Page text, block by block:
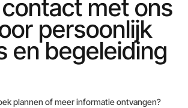
met ons
persoonlijk
en begeleiding
plannen of meer informatie ontvangen?